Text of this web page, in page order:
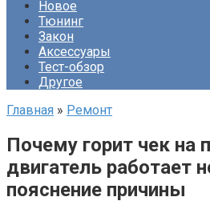
Новое
Тюнинг
Закон
Аксессуары
Тест-обзор
Другое
Главная » Ремонт
Почему горит чек на
двигатель работает
пояснение причины